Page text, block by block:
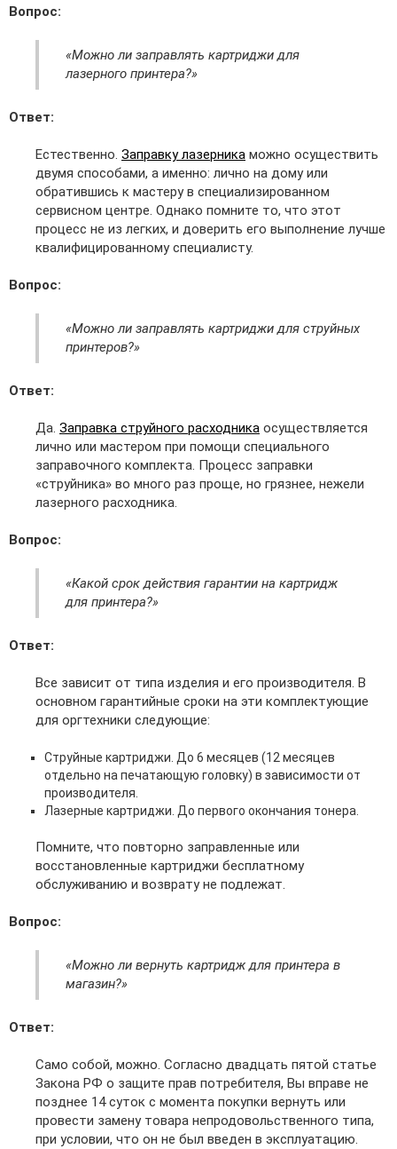
Вопрос:
«Можно ли заправлять картриджи для
лазерного принтера?»
Ответ:
Естественно. Заправку лазерника можно осуществить
двумя способами, а именно: лично на дому или
обратившись к мастеру в специализированном
сервисном центре. Однако помните то, что этот
процесс не из легких, и доверить его выполнение лучше
квалифицированному специалисту.
Вопрос:
«Можно ли заправлять картриджи для струйных
принтеров?»
Ответ:
Да. Заправка струйного расходника осуществляется
лично или мастером при помощи специального
заправочного комплекта. Процесс заправки
«струйника» во много раз проще, но грязнее, нежели
лазерного расходника.
Вопрос:
«Какой срок действия гарантии на картридж
для принтера?»
Ответ:
Все зависит от типа изделия и его производителя. В
основном гарантийные сроки на эти комплектующие
для оргтехники следующие:
Струйные картриджи. До 6 месяцев (12 месяцев
отдельно на печатающую головку) в зависимости от
производителя.
Лазерные картриджи. До первого окончания тонера.
Помните, что повторно заправленные или
восстановленные картриджи бесплатному
обслуживанию и возврату не подлежат.
Вопрос:
«Можно ли вернуть картридж для принтера в
магазин?»
Ответ:
Само собой, можно. Согласно двадцать пятой статье
Закона РФ о защите прав потребителя, Вы вправе не
позднее 14 суток с момента покупки вернуть или
провести замену товара непродовольственного типа,
при условии, что он не был введен в эксплуатацию.